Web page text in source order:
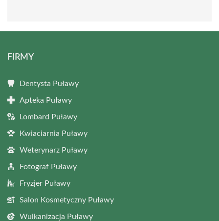
FIRMY
Dentysta Puławy
Apteka Puławy
Lombard Puławy
Kwiaciarnia Puławy
Weterynarz Puławy
Fotograf Puławy
Fryzjer Puławy
Salon Kosmetyczny Puławy
Wulkanizacja Puławy